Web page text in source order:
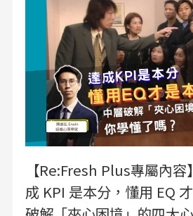
【Re:Fresh Plus專屬內
成 KPI 是本分，懂用 EQ